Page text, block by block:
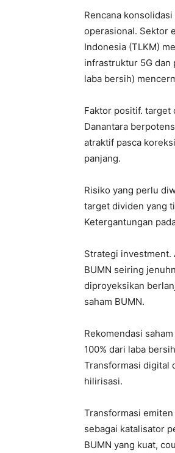
Rencana
operasional. Sektor
Indonesia (TLKM)
infrastruktur 5G dan
laba bersih)
Faktor positif. target
Danantara
atraktif pasca
panjang.
Risiko yang perlu
target dividen yang
Ketergantungan
Strategi investment.
BUMN seiring
diproyeksikan
saham BUMN.
Rekomendasi
100% dari laba
Transformasi digital
hilirisasi.
Transformasi
sebagai katalisator
BUMN yang kuat,